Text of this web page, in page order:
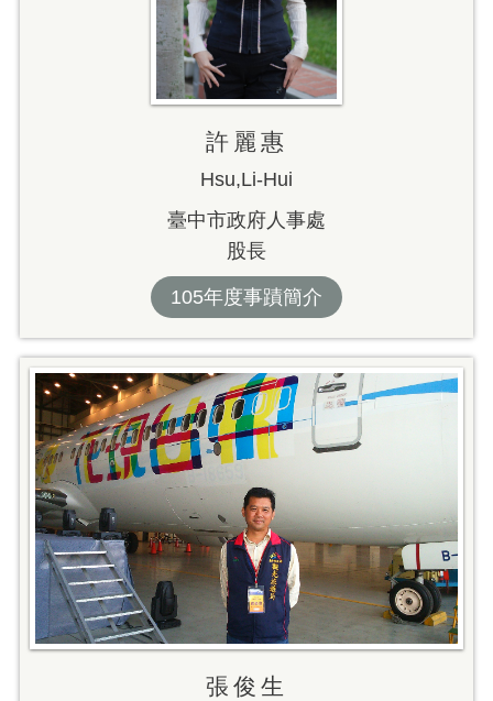
許麗惠
Hsu,Li-Hui
臺中市政府人事處
股長
105年度事蹟簡介
張俊生